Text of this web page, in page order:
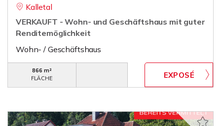
Kalletal
VERKAUFT - Wohn- und Geschäftshaus mit guter
Renditemöglichkeit
Wohn- / Geschäftshaus
866 m²
FLÄCHE